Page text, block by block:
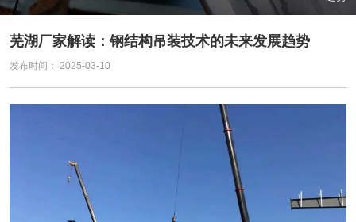
芜湖厂家解读：钢结构吊装技术的未来发展趋势
发布时间： 2025-03-10